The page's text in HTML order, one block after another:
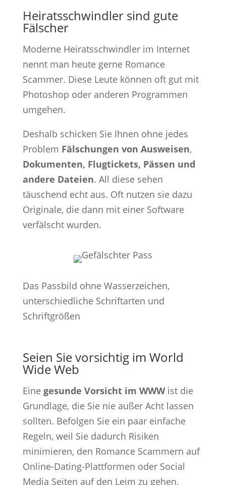
Heiratsschwindler sind gute
Fälscher
Moderne Heiratsschwindler im Internet
nennt man heute gerne Romance
Scammer. Diese Leute können oft gut mit
Photoshop oder anderen Programmen
umgehen.
Deshalb schicken Sie Ihnen ohne jedes
Problem Fälschungen von Ausweisen,
Dokumenten, Flugtickets, Pässen und
andere Dateien. All diese sehen
täuschend echt aus. Oft nutzen sie dazu
Originale, die dann mit einer Software
verfälscht wurden.
Das Passbild ohne Wasserzeichen,
unterschiedliche Schriftarten und
Schriftgrößen
Seien Sie vorsichtig im World
Wide Web
Eine gesunde Vorsicht im WWWist die
Grundlage, die Sie nie außer Acht lassen
sollten. Befolgen Sie ein paar einfache
Regeln, weil Sie dadurch Risiken
minimieren, den Romance Scammern auf
Online-Dating-Plattformen oder Social
Media Seiten auf den Leim zu gehen.